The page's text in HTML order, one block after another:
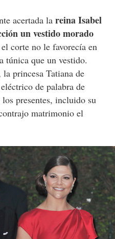
acertada la reina Isabel
un vestido morado
corte no le favorecía en
túnica que un vestido.
princesa Tatiana de
de palabra de
presentes, incluido su
matrimonio el